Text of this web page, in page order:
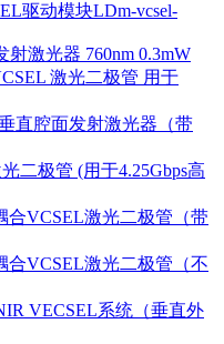
驱动模块LDm-vcsel-
激光器 760nm 0.3mW
激光二极管 用于
直腔面发射激光器（带
二极管 (用于4.25Gbps高
合VCSEL激光二极管（带
合VCSEL激光二极管（不
VECSEL系统（垂直外